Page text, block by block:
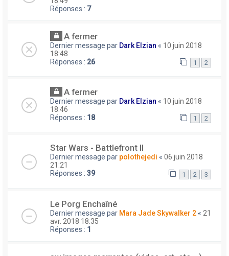
Réponses : 7
A fermer
Dernier message par Dark Elzian « 10 juin 2018
18:48
Réponses : 26 1 2
A fermer
Dernier message par Dark Elzian « 10 juin 2018
18:46
Réponses : 18 1 2
Star Wars - Battlefront II
Dernier message par polothejedi « 06 juin 2018
21:21
Réponses : 39 1 2 3
Le Porg Enchaîné
Dernier message par Mara Jade Skywalker 2 « 21
avr. 2018 18:35
Réponses : 1